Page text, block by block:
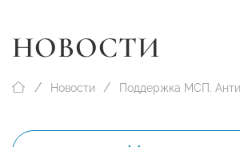
НОВОСТИ
Новости